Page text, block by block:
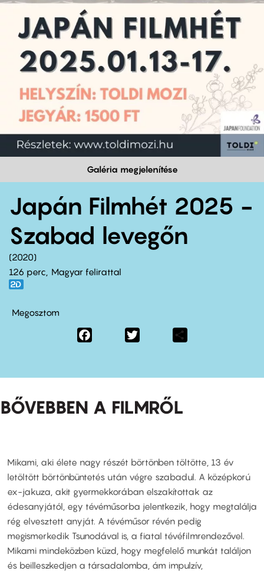
Galéria megjelenítése
Japán Filmhét 2025 -
Szabad levegőn
2020
126 perc,
Magyar felirattal
Megosztom
Facebook
BŐVEBBEN A FILMRŐL
Mikami, aki élete nagy részét börtönben töltötte, 13 év
letöltött börtönbüntetés után végre szabadul. A középkorú
ex-jakuza, akit gyermekkorában elszakítottak az
édesanyjától, egy tévéműsorba jelentkezik, hogy megtalálja
rég elvesztett anyját. A tévéműsor révén pedig
megismerkedik Tsunodával is, a fiatal tévéfilmrendezővel.
Mikami mindeközben küzd, hogy megfelelő munkát találjon
és beilleszkedjen a társadalomba, ám impulzív,